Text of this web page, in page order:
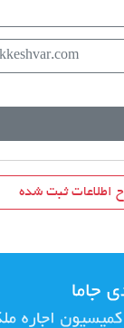
اطلاعات ثبت شده